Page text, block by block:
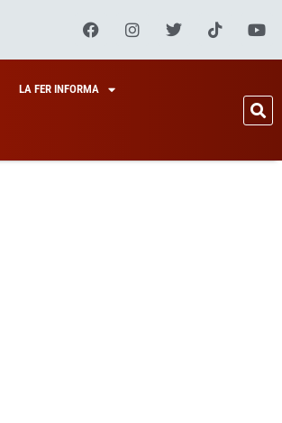
LA FER INFORMA